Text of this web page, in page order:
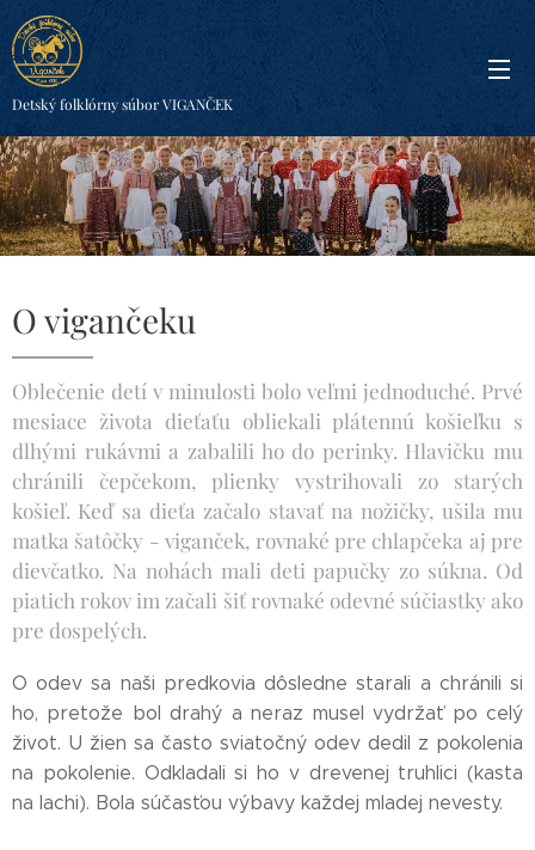
Detský folklórny súbor VIGANČEK
O vigančeku
Oblečenie detí v minulosti bolo veľmi jednoduché. Prvé
mesiace života dieťaťu obliekali plátennú košieľku s
dlhými rukávmi a zabalili ho do perinky. Hlavičku mu
chránili čepčekom, plienky vystrihovali zo starých
košieľ. Keď sa dieťa začalo stavať na nožičky, ušila mu
matka šatôčky - viganček, rovnaké pre chlapčeka aj pre
dievčatko. Na nohách mali deti papučky zo súkna. Od
piatich rokov im začali šiť rovnaké odevné súčiastky ako
pre dospelých.
O odev sa naši predkovia dôsledne starali a chránili si
ho, pretože bol drahý a neraz musel vydržať po celý
život. U žien sa často sviatočný odev dedil z pokolenia
na pokolenie. Odkladali si ho v drevenej truhlici (kasta
na lachi). Bola súčasťou výbavy každej mladej nevesty.